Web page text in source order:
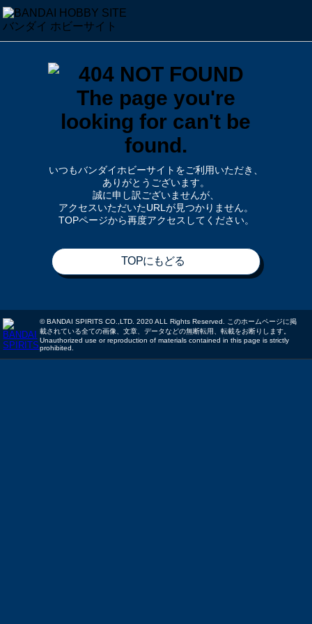
いつもバンダイホビーサイトをご利用いただき、
ありがとうございます。
誠に申し訳ございませんが、
アクセスいただいたURLが見つかりません。
TOPページから再度アクセスしてください。
TOPにもどる
© BANDAI SPIRITS CO.,LTD. 2020 ALL Rights Reserved. このホームページに掲
載されている全ての画像、文章、データなどの無断転用、転載をお断りします。
Unauthorized use or reproduction of materials contained in this page is strictly
prohibited.